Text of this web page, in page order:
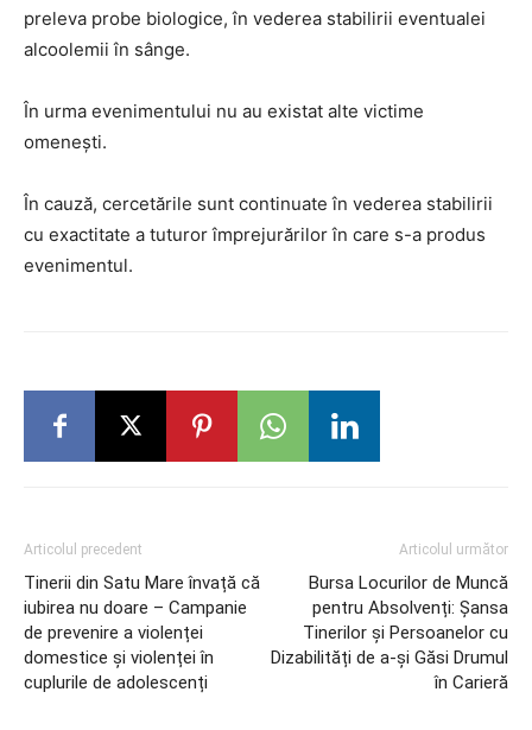
preleva probe biologice, în vederea stabilirii eventualei
alcoolemii în sânge.
În urma evenimentului nu au existat alte victime
omenești.
În cauză, cercetările sunt continuate în vederea stabilirii
cu exactitate a tuturor împrejurărilor în care s-a produs
evenimentul.
Articolul precedent
Tinerii din Satu Mare învață că
iubirea nu doare – Campanie
de prevenire a violenței
domestice și violenței în
cuplurile de adolescenți
Articolul următor
Bursa Locurilor de Muncă
pentru Absolvenți: Șansa
Tinerilor și Persoanelor cu
Dizabilități de a-și Găsi Drumul
în Carieră